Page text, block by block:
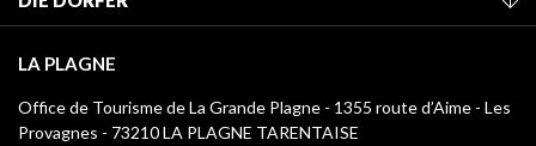
Klassifizierung von Möbeln
Kurtaxe
Mediathek
Logos La Plagne
Montchavin - Les Coches
Champagny-en-Vanoise
LA PLAGNE
Office de Tourisme de La Grande Plagne - 1355 route d’Aime - Les
Provagnes - 73210 LA PLAGNE TARENTAISE